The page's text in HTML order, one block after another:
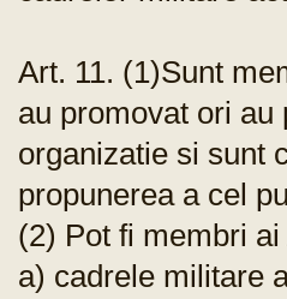
Art. 11. (1)Sunt
au promovat ori
organizatie si sunt
propunerea a cel
(2) Pot fi membri ai
a) cadrele militare